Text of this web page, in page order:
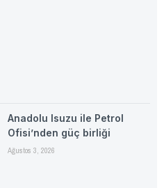
Anadolu Isuzu ile Petrol
Ofisi’nden güç birliği
Ağustos 3, 2026